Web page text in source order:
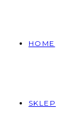
HOME
SKLEP